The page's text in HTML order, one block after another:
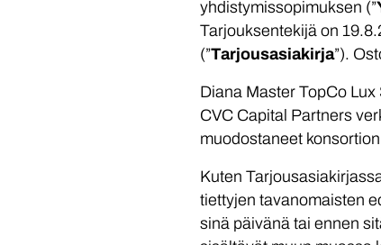
yhdistymissopimuksen (”
Tarjouksentekijä on
(”Tarjousasiakirja”).
Diana Master TopCo Lux
CVC Capital Partners
muodostaneet konsortion
Kuten
tiettyjen tavanomaisten
sinä päivänä tai ennen